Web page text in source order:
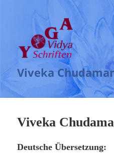
Viveka
Viveka
Deutsche Übersetzung: